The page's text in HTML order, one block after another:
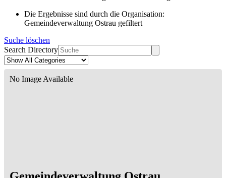
Die Ergebnisse sind durch die Organisation:
Gemeindeverwaltung Ostrau gefiltert
Suche löschen
Search Directory
No Image Available